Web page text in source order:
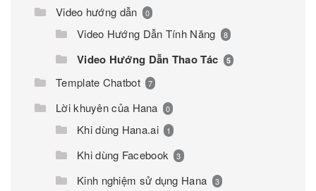
Video hướng dẫn 0
Video Hướng Dẫn Tính Năng 8
Video Hướng Dẫn Thao Tác 5
Template Chatbot 7
Lời khuyên của Hana 0
Khi dùng Hana.ai 1
Khi dùng Facebook 3
Kinh nghiệm sử dụng Hana 3